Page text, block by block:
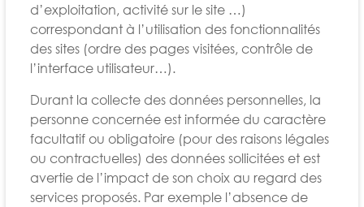
d’exploitation, activité sur le site …)
correspondant à l’utilisation des fonctionnalités
des sites (ordre des pages visitées, contrôle de
l’interface utilisateur…).
Durant la collecte des données personnelles, la
personne concernée est informée du caractère
facultatif ou obligatoire (pour des raisons légales
ou contractuelles) des données sollicitées et est
avertie de l’impact de son choix au regard des
services proposés. Par exemple l’absence de